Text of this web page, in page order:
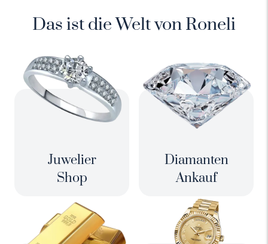
Das ist die Welt von Roneli
Juwelier
Shop
Diamanten
Ankauf